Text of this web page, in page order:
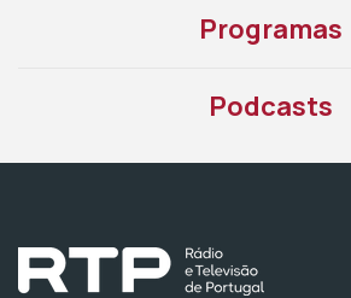
Programas
Podcasts